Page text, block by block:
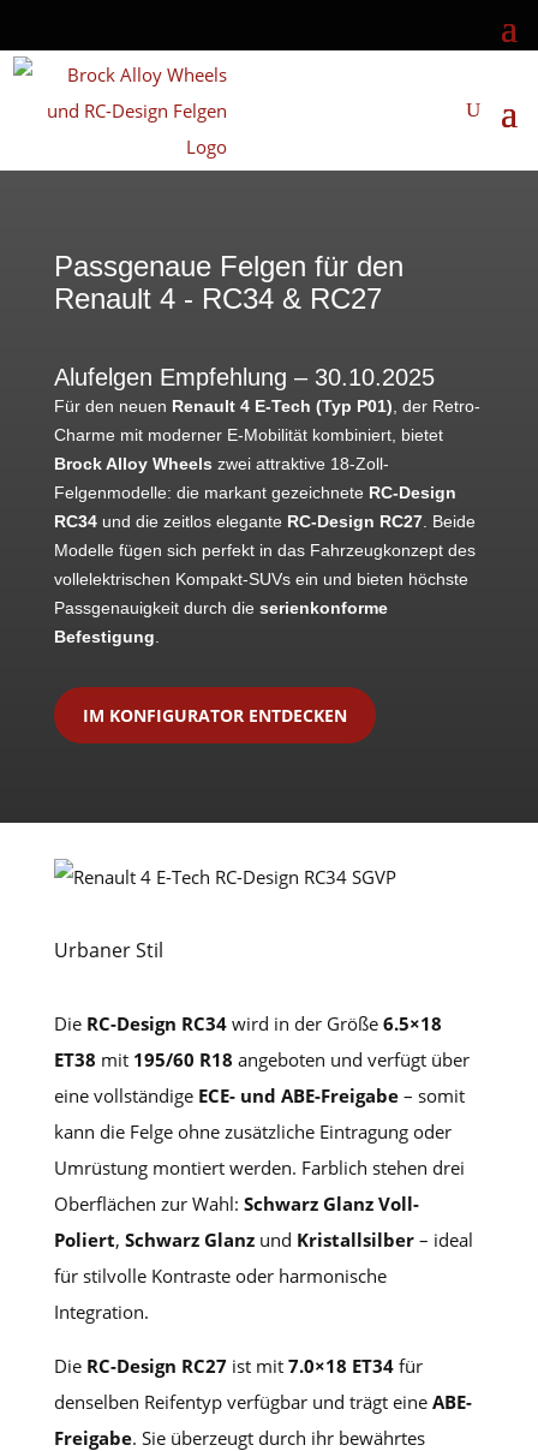
Passgenaue Felgen für den
Renault 4 - RC34 & RC27
Alufelgen Empfehlung – 30.10.2025
Für den neuen Renault 4 E-Tech (Typ P01) , der Retro-
Charme mit moderner E-Mobilität kombiniert, bietet
Brock Alloy Wheels zwei attraktive 18-Zoll-
Felgenmodelle: die markant gezeichnete RC-Design
RC34und die zeitlos elegante RC-Design RC27. Beide
Modelle fügen sich perfekt in das Fahrzeugkonzept des
vollelektrischen Kompakt-SUVs ein und bieten höchste
Passgenauigkeit durch die serienkonforme
Befestigung
IM KONFIGURATOR ENTDECKEN
Urbaner Stil
Die RC-Design RC34wird in der Größe 6.5×18
ET38 mit 195/60 R18 angeboten und verfügt über
eine vollständige ECE- und ABE-Freigabe– somit
kann die Felge ohne zusätzliche Eintragung oder
Umrüstung montiert werden. Farblich stehen drei
Oberflächen zur Wahl: Schwarz Glanz Voll-
Poliert, Schwarz Glanzund Kristallsilber– ideal
für stilvolle Kontraste oder harmonische
Integration.
Die RC-Design RC27 ist mit 7.0×18 ET34für
denselben Reifentyp verfügbar und trägt eine ABE-
Freigabe. Sie überzeugt durch ihr bewährtes